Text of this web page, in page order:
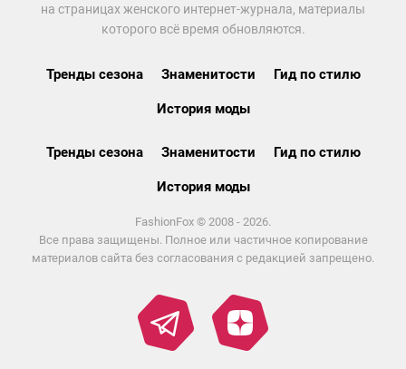
на страницах женского интернет-журнала, материалы
которого всё время обновляются.
Тренды сезона Знаменитости Гид по стилю
История моды
Тренды сезона Знаменитости Гид по стилю
История моды
FashionFox © 2008 - 2026.
Все права защищены. Полное или частичное копирование
материалов сайта без согласования с редакцией запрещено.